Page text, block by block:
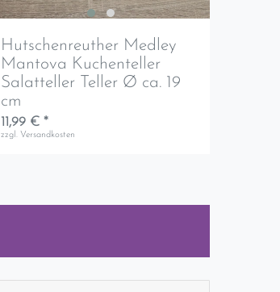
Hutschenreuther Medley
Mantova Kuchenteller
Salatteller Teller Ø ca. 19
cm
11,99 € *
zzgl. Versandkosten